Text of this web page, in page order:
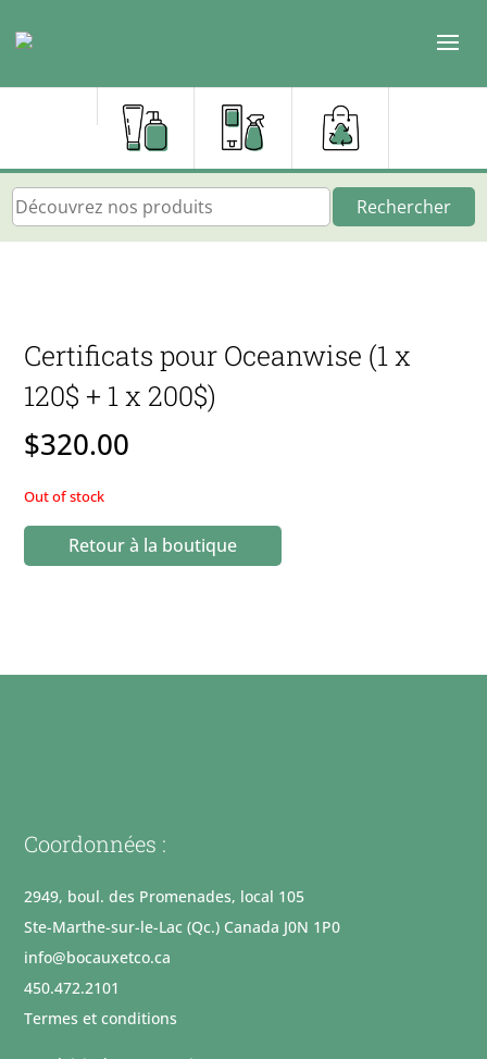
Rechercher
Certificats pour Oceanwise (1 x
120$ + 1 x 200$)
$320.00
Out of stock
Retour à la boutique
Coordonnées :
2949, boul. des Promenades, local 105
Ste-Marthe-sur-le-Lac (Qc.) Canada J0N 1P0
info@bocauxetco.ca
450.472.2101
Termes et conditions